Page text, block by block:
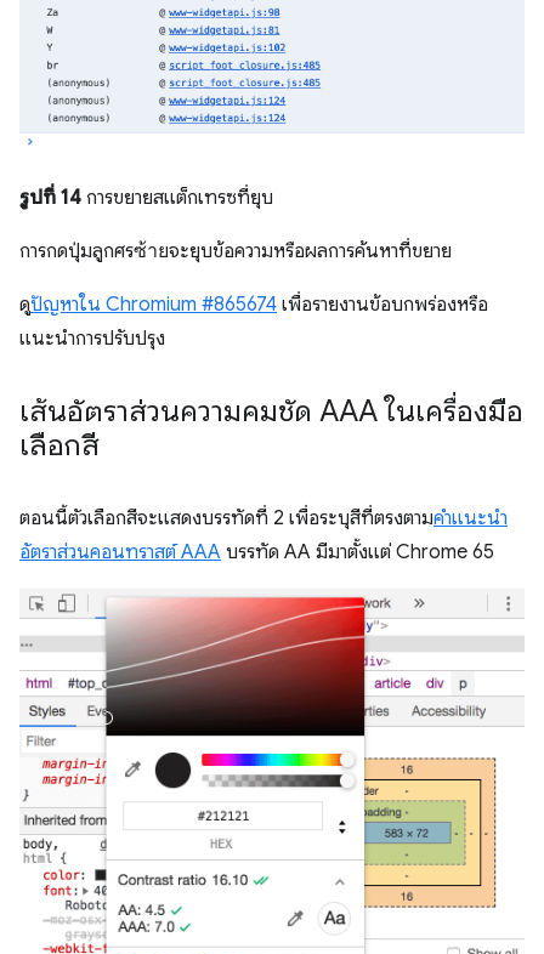
รูปที่ 14 การขยายสแต็กเทรซที่ยุบ
การกดปุ่มลูกศรซ้ายจะยุบข้อความหรือผลการค้นหาที่ขยาย
ดูปัญหาใน Chromium #865674 เพื่อรายงานข้อบกพร่องหรือ
แนะนำการปรับปรุง
เส้นอัตราส่วนความคมชัด AAA ในเครื่องมือ
เลือกสี
ตอนนี้ตัวเลือกสีจะแสดงบรรทัดที่ 2 เพื่อระบุสีที่ตรงตามคำแนะนำ
อัตราส่วนคอนทราสต์ AAA บรรทัด AA มีมาตั้งแต่ Chrome 65